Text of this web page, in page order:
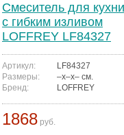
Смеситель для кухни
с гибким изливом
LOFFREY LF84327
Артикул:
LF84327
Размеры:
–x–x– см.
Бренд:
LOFFREY
1868 руб.